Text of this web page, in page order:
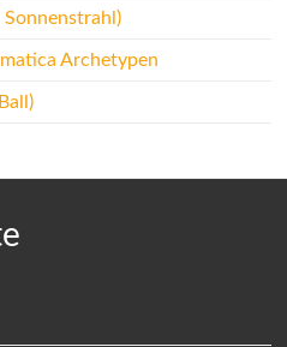
Sonnenstrahl)
Archetypen